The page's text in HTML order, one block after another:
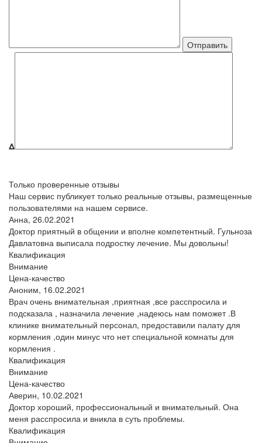
Δ
Только проверенные отзывы
Наш сервис публикует только реальные отзывы, размещенные
пользователями на нашем сервисе.
Анна, 26.02.2021
Доктор приятный в общении и вполне компетентный. Гульноза
Давлатовна выписала подростку лечение. Мы довольны!
Квалификация
Внимание
Цена-качество
Аноним, 16.02.2021
Врач очень внимательная ,приятная ,все расспросила и
подсказала , назначила лечение ,надеюсь нам поможет .В
клинике внимательный персонал, предоставили палату для
кормления ,один минус что нет специальной комнаты для
кормления .
Квалификация
Внимание
Цена-качество
Аверин, 10.02.2021
Доктор хороший, профессиональный и внимательный. Она
меня расспросила и вникла в суть проблемы.
Квалификация